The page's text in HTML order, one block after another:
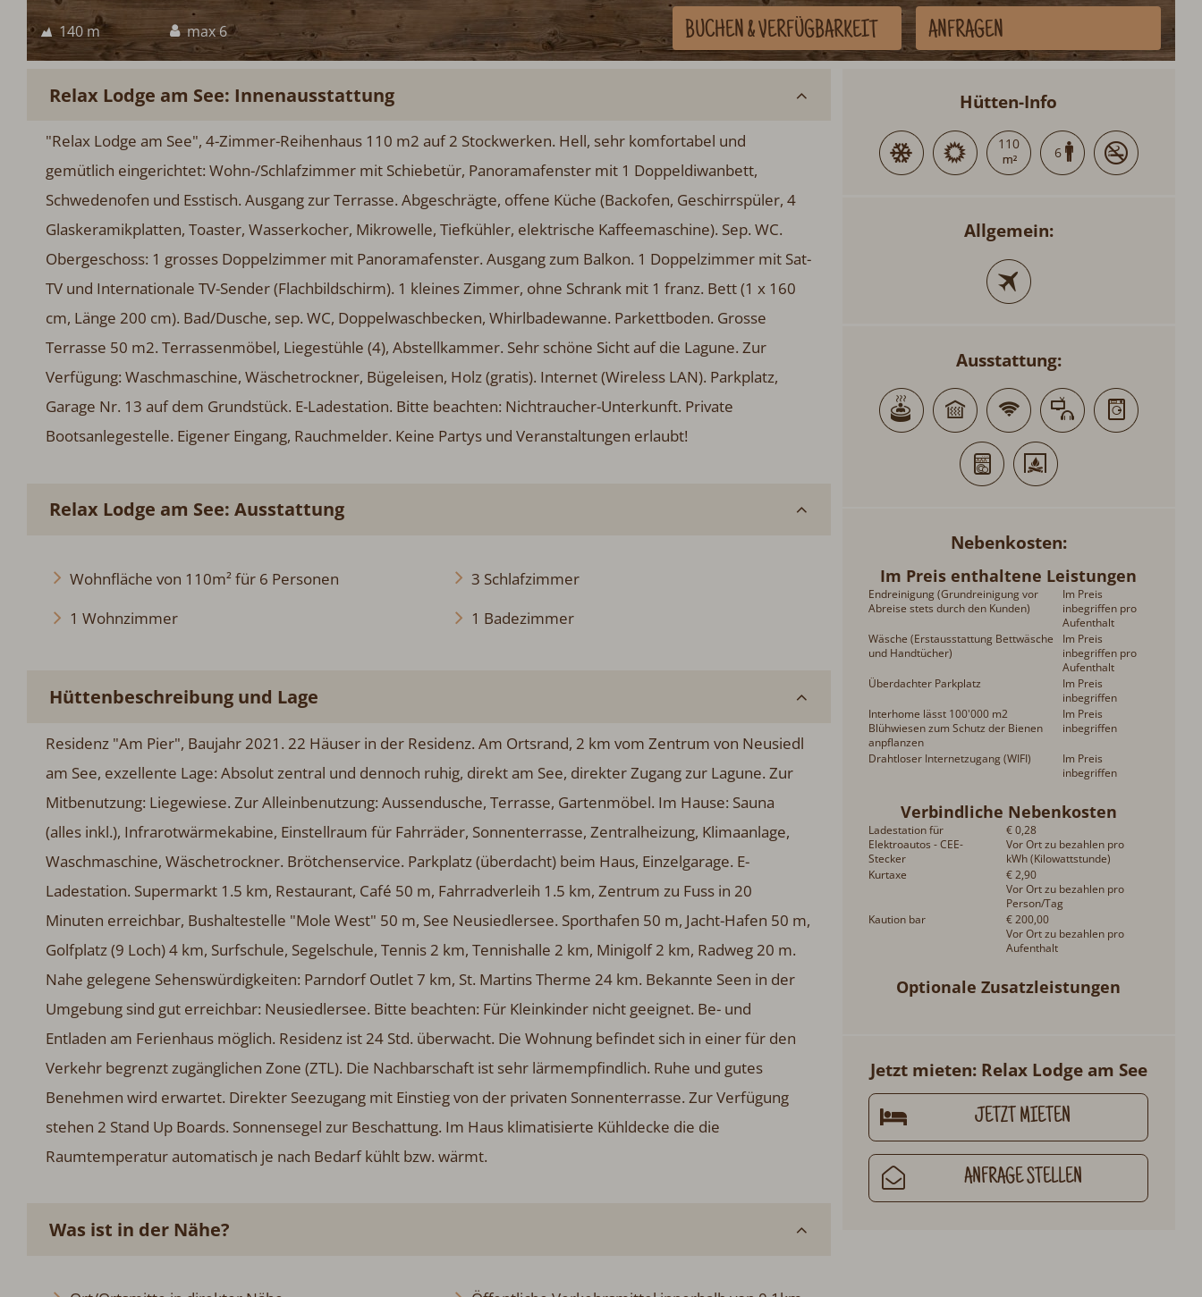
140 m max 6 BUCHEN& VERFÜGBARKEIT ANFRAGEN
Relax Lodge am See: Innenausstattung
"Relax Lodge am See", 4-Zimmer-Reihenhaus 110 m2 auf 2 Stockwerken. Hell, sehr komfortabel und
gemütlich eingerichtet: Wohn-/Schlafzimmer mit Schiebetür, Panoramafenster mit 1 Doppeldiwanbett,
Schwedenofen und Esstisch. Ausgang zur Terrasse. Abgeschrägte, offene Küche (Backofen, Geschirrspüler, 4
Glaskeramikplatten, Toaster, Wasserkocher, Mikrowelle, Tiefkühler, elektrische Kaffeemaschine). Sep. WC.
Obergeschoss: 1 grosses Doppelzimmer mit Panoramafenster. Ausgang zum Balkon. 1 Doppelzimmer mit Sat-
TV und Internationale TV-Sender (Flachbildschirm). 1 kleines Zimmer, ohne Schrank mit 1 franz. Bett (1 x 160
cm, Länge 200 cm). Bad/Dusche, sep. WC, Doppelwaschbecken, Whirlbadewanne. Parkettboden. Grosse
Terrasse 50 m2. Terrassenmöbel, Liegestühle (4), Abstellkammer. Sehr schöne Sicht auf die Lagune. Zur
Verfügung: Waschmaschine, Wäschetrockner, Bügeleisen, Holz (gratis). Internet (Wireless LAN). Parkplatz,
Garage Nr. 13 auf dem Grundstück. E-Ladestation. Bitte beachten: Nichtraucher-Unterkunft. Private
Bootsanlegestelle. Eigener Eingang, Rauchmelder. Keine Partys und Veranstaltungen erlaubt!
Relax Lodge am See: Ausstattung
Wohnfläche von 110m² für 6 Personen
1 Wohnzimmer
3 Schlafzimmer
1 Badezimmer
Hüttenbeschreibung und Lage
Residenz "Am Pier", Baujahr 2021. 22 Häuser in der Residenz. Am Ortsrand, 2 km vom Zentrum von Neusiedl
am See, exzellente Lage: Absolut zentral und dennoch ruhig, direkt am See, direkter Zugang zur Lagune. Zur
Mitbenutzung: Liegewiese. Zur Alleinbenutzung: Aussendusche, Terrasse, Gartenmöbel. Im Hause: Sauna
(alles inkl.), Infrarotwärmekabine, Einstellraum für Fahrräder, Sonnenterrasse, Zentralheizung, Klimaanlage,
Waschmaschine, Wäschetrockner. Brötchenservice. Parkplatz (überdacht) beim Haus, Einzelgarage. E-
Ladestation. Supermarkt 1.5 km, Restaurant, Café 50 m, Fahrradverleih 1.5 km, Zentrum zu Fuss in 20
Minuten erreichbar, Bushaltestelle "Mole West" 50 m, See Neusiedlersee. Sporthafen 50 m, Jacht-Hafen 50 m,
Golfplatz (9 Loch) 4 km, Surfschule, Segelschule, Tennis 2 km, Tennishalle 2 km, Minigolf 2 km, Radweg 20 m.
Nahe gelegene Sehenswürdigkeiten: Parndorf Outlet 7 km, St. Martins Therme 24 km. Bekannte Seen in der
Umgebung sind gut erreichbar: Neusiedlersee. Bitte beachten: Für Kleinkinder nicht geeignet. Be- und
Entladen am Ferienhaus möglich. Residenz ist 24 Std. überwacht. Die Wohnung befindet sich in einer für den
Verkehr begrenzt zugänglichen Zone (ZTL). Die Nachbarschaft ist sehr lärmempfindlich. Ruhe und gutes
Benehmen wird erwartet. Direkter Seezugang mit Einstieg von der privaten Sonnenterrasse. Zur Verfügung
stehen 2 Stand Up Boards. Sonnensegel zur Beschattung. Im Haus klimatisierte Kühldecke die die
Raumtemperatur automatisch je nach Bedarf kühlt bzw. wärmt.
Was ist in der Nähe?
Hütten-Info
110
6
Allgemein:
Ausstattung:
Nebenkosten
Im Preis enthaltene Leistungen
Endreinigung (Grundreinigung vor
Abreise stets durch den Kunden)
Im Preis
inbegriffen pro
Aufenthalt
Wäsche (Erstausstattung Bettwäsche
und Handtücher)
Im Preis
inbegriffen pro
Aufenthalt
Überdachter Parkplatz
Im Preis
inbegriffen
Interhome lässt 100'000 m2
Blühwiesen zum Schutz der Bienen
anpflanzen
Im Preis
inbegriffen
Drahtloser Internetzugang (WIFI)
Im Preis
inbegriffen
Verbindliche Nebenkosten
Ladestation für
Elektroautos - CEE-
Stecker
€ 0,28
Vor Ort zu bezahlen pro
kWh (Kilowattstunde)
Kurtaxe
€ 2,90
Vor Ort zu bezahlen pro
Person/Tag
Kaution bar
€ 200,00
Vor Ort zu bezahlen pro
Aufenthalt
Optionale Zusatzleistungen
Jetzt mieten: Relax Lodge am See
JETZT MIETEN
ANFRAGE STELLEN